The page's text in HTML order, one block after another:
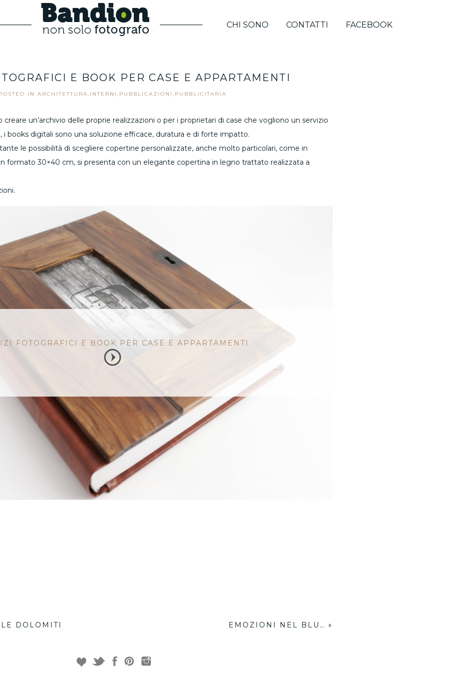
Bandion CHI SONO CONTATTI FACEBOOK
E BOOK PER CASE E APPARTAMENTI
IN ARCHITETTURA, INTERNI , PUBBLICAZIONI , PUBBLICITARIA
un’archivio delle proprie realizzazioni o per i proprietari di case che vogliono un servizio
i books digitali sono una soluzione efficace, duratura e di forte impatto.
le possibilità di scegliere copertine personalizzate, anche molto particolari, come in
formato 30×40 cm, si presenta con un elegante copertina in legno trattato realizzata a
FOTOGRAFICI E BOOK PER CASE E APPARTAMENTI
DOLOMITI EMOZIONI NEL BLU… »